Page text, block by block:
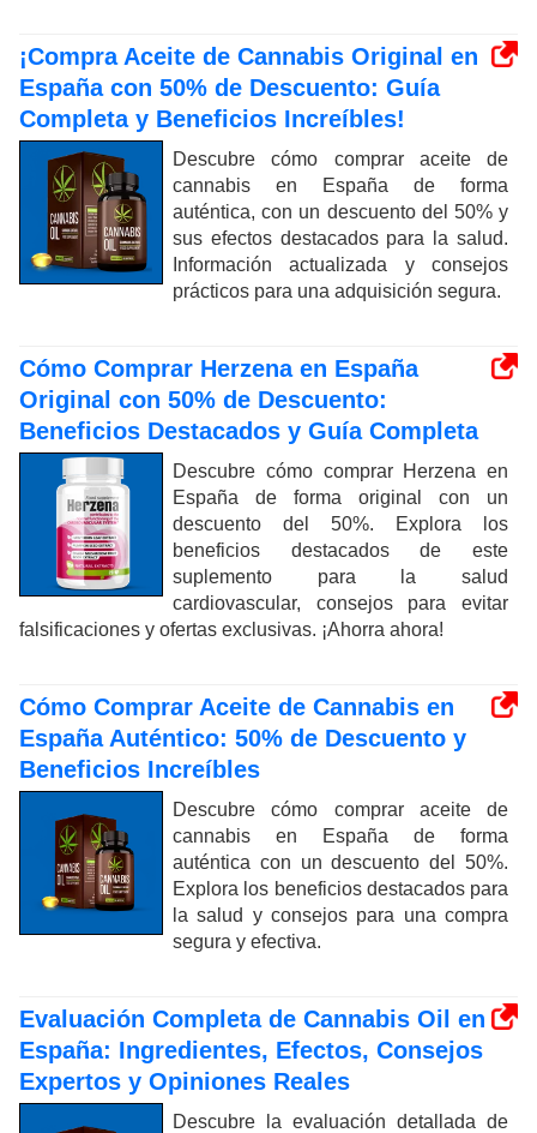
¡Compra Aceite de Cannabis Original en
España con 50% de Descuento: Guía
Completa y Beneficios Increíbles!
Descubre cómo comprar aceite de
cannabis en España de forma
auténtica, con un descuento del 50% y
sus efectos destacados para la salud.
Información actualizada y consejos
prácticos para una adquisición segura.
Cómo Comprar Herzena en España
Original con 50% de Descuento:
Beneficios Destacados y Guía Completa
Descubre cómo comprar Herzena en
España de forma original con un
descuento del 50%. Explora los
beneficios destacados de este
suplemento para la salud
cardiovascular, consejos para evitar
falsificaciones y ofertas exclusivas. ¡Ahorra ahora!
Cómo Comprar Aceite de Cannabis en
España Auténtico: 50% de Descuento y
Beneficios Increíbles
Descubre cómo comprar aceite de
cannabis en España de forma
auténtica con un descuento del 50%.
Explora los beneficios destacados para
la salud y consejos para una compra
segura y efectiva.
Evaluación Completa de Cannabis Oil en
España: Ingredientes, Efectos, Consejos
Expertos y Opiniones Reales
Descubre la evaluación detallada de